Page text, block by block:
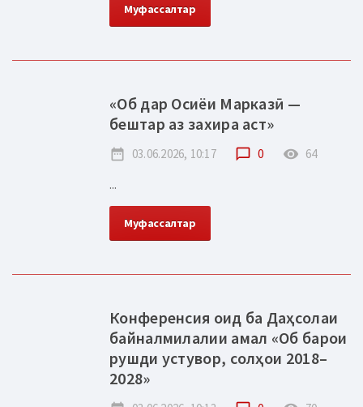
Муфассалтар
«Об дар Осиёи Марказӣ —
бештар аз захира аст»
date_range 03.06.2026, 10:17 chat_bubble_outline 0 remove_red_eye 64
...
Муфассалтар
Конференсия оид ба Даҳсолаи
байналмилалии амал «Об барои
рушди устувор, солҳои 2018–
2028»